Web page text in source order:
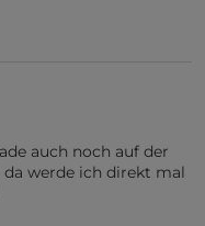
auch noch auf der
da werde ich direkt mal